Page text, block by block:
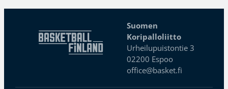
Suomen
Koripalloliitto
Urheilupuistontie 3
02200 Espoo
office@basket.fi